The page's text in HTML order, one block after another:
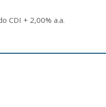
CDI + 2,00% a.a.